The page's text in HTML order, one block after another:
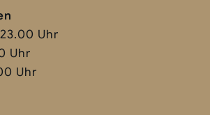
Uhr
Uhr
Uhr